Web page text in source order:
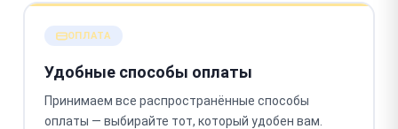
ОПЛАТА
Удобные способы оплаты
Принимаем все распространённые способы
оплаты — выбирайте тот, который удобен вам.